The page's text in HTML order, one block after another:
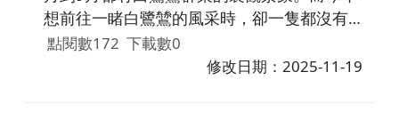
想前往一睹白鷺鷥的風采時，卻一隻都沒有，
原來近年有人用鞭炮嚇牠們，所以已經很久沒
有看到美麗的小白鳥。當有一天貝貝與小白鳥
點閱數172 下載數0
修改日期：2025-11-19